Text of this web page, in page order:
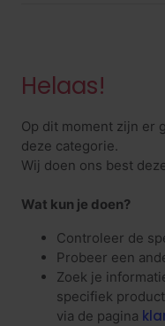
Helaas!
Op dit moment zijn er
deze categorie.
Wij doen ons best
Wat kun je doen?
Controleer de
Probeer een
Zoek je
specifiek
via de pagina